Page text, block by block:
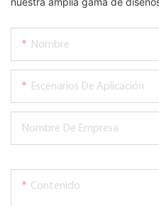
Nombre
Escenarios De Aplicación
Nombre De Empresa
Contenido